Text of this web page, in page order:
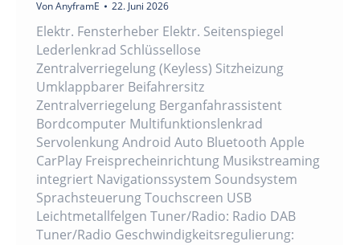
VonAnyframE 22. Juni 2026
Elektr. Fensterheber Elektr. Seitenspiegel
Lederlenkrad Schlüssellose
Zentralverriegelung (Keyless) Sitzheizung
Umklappbarer Beifahrersitz
Zentralverriegelung Berganfahrassistent
Bordcomputer Multifunktionslenkrad
Servolenkung Android Auto Bluetooth Apple
CarPlay Freisprecheinrichtung Musikstreaming
integriert Navigationssystem Soundsystem
Sprachsteuerung Touchscreen USB
Leichtmetallfelgen Tuner/Radio: Radio DAB
Tuner/Radio Geschwindigkeitsregulierung: